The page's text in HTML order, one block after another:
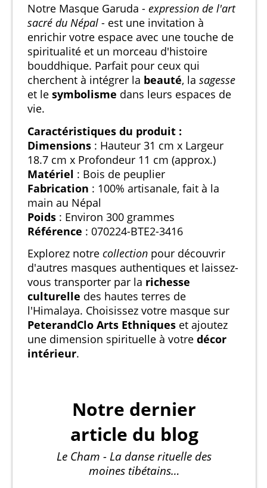
Notre Masque Garuda - expression de l'art
sacré du Népal - est une invitation à
enrichir votre espace avec une touche de
spiritualité et un morceau d'histoire
bouddhique. Parfait pour ceux qui
cherchent à intégrer la beauté, la sagesse
et le symbolisme dans leurs espaces de
vie.
Caractéristiques du produit :
Dimensions : Hauteur 31 cm x Largeur
18.7 cm x Profondeur 11 cm (approx.)
Matériel : Bois de peuplier
Fabrication : 100% artisanale, fait à la
main au Népal
Poids : Environ 300 grammes
Référence : 070224-BTE2-3416
Explorez notre collection pour découvrir
d'autres masques authentiques et laissez-
vous transporter par la richesse
culturelle des hautes terres de
l'Himalaya. Choisissez votre masque sur
PeterandClo Arts Ethniques et ajoutez
une dimension spirituelle à votre décor
intérieur.
Notre dernier
article du blog
Le Cham - La danse rituelle des
moines tibétains…